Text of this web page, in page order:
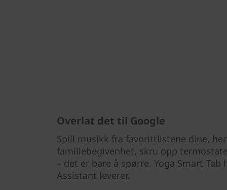
Overlat det til Google
Spill musikk fra favorittlistene dine,
familiebegivenhet, skru opp
– det er bare å spørre. Yoga Smart Tab
Assistant leverer.